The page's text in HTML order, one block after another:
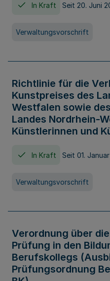
In Kraft Seit 20. Juni
Verwaltungsvorschrift
Richtlinie für die
Kunstpreises des
Westfalen sowie
Landes Nordrhein-
Künstlerinnen und
In Kraft Seit 01.
Verwaltungsvorschrift
Verordnung über
Prüfung in den
Berufskollegs
Prüfungsordnung